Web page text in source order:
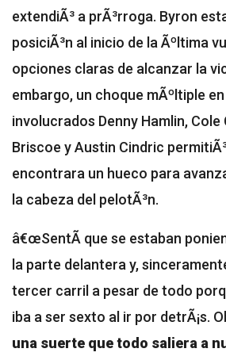
extendiÃ³ a prÃ³rroga. Byron
posiciÃ³n al inicio de la Ãºltima
opciones claras de alcanzar la
embargo, un choque mÃºltiple
involucrados Denny Hamlin, Cole
Briscoe y Austin Cindric
encontrara un hueco para
la cabeza del pelotÃ³n.
â€œSentÃ­ que se estaban
la parte delantera y,
tercer carril a pesar de todo
iba a ser sexto al ir por detrÃ¡s.
una suerte que todo saliera a